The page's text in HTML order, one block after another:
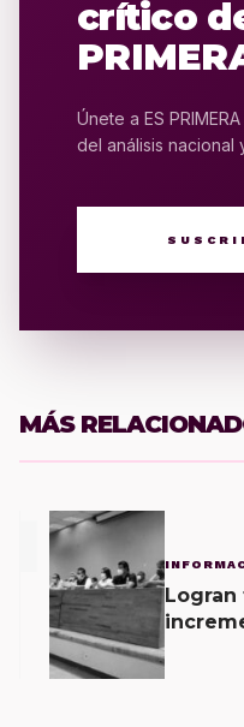
crítico
Únete a ES
del análisis nacional
MÁS
Logran